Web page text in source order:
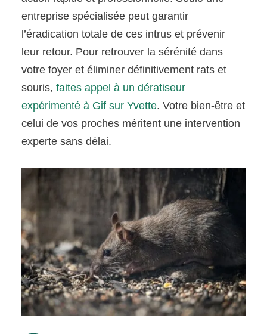
entreprise spécialisée peut garantir
l’éradication totale de ces intrus et prévenir
leur retour. Pour retrouver la sérénité dans
votre foyer et éliminer définitivement rats et
souris,faites appel à un dératiseur
expérimenté à Gif sur Yvette. Votre bien-être et
celui de vos proches méritent une intervention
experte sans délai.